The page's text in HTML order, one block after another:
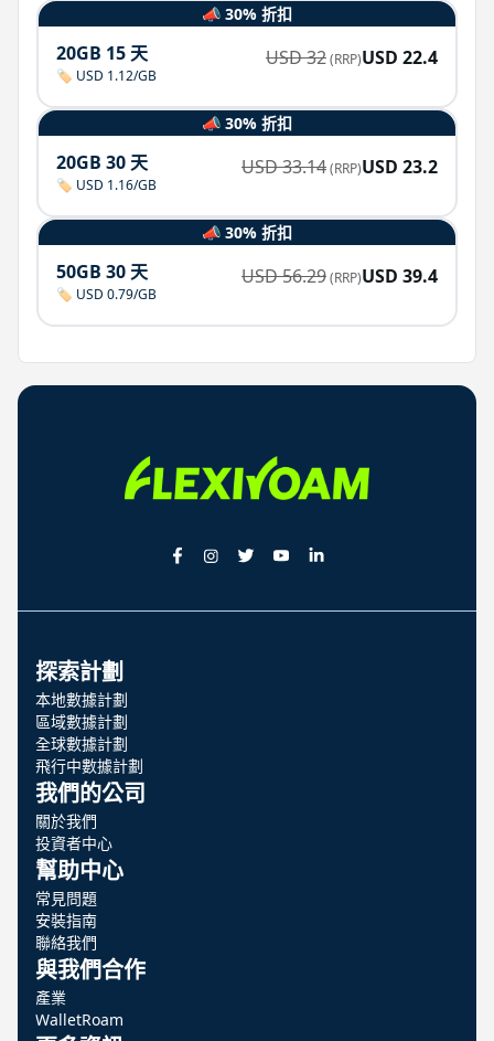
📣 30% 折扣
20GB 15 天
🏷️ USD 1.12/GB
USD32(RRP)USD 22.4
📣 30% 折扣
20GB 30 天
🏷️ USD 1.16/GB
USD33.14(RRP)USD 23.2
📣 30% 折扣
50GB 30 天
🏷️ USD 0.79/GB
USD56.29(RRP)USD 39.4
探索計劃
本地數據計劃
區域數據計劃
全球數據計劃
飛行中數據計劃
我們的公司
關於我們
投資者中心
幫助中心
常見問題
安裝指南
聯絡我們
與我們合作
產業
WalletRoam